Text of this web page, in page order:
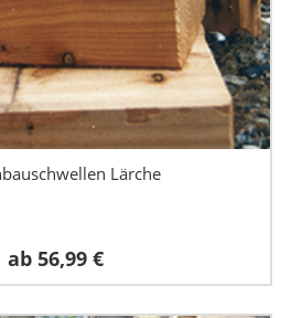
Lärche
ab 56,99 €